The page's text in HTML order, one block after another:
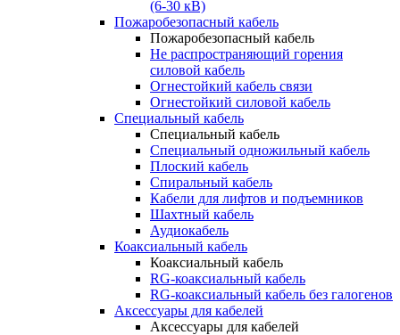
(6-30 кВ)
Пожаробезопасный кабель
Пожаробезопасный кабель
Не распространяющий горения
силовой кабель
Огнестойкий кабель связи
Огнестойкий силовой кабель
Специальный кабель
Специальный кабель
Специальный одножильный кабель
Плоский кабель
Спиральный кабель
Кабели для лифтов и подъемников
Шахтный кабель
Аудиокабель
Коаксиальный кабель
Коаксиальный кабель
RG-коаксиальный кабель
RG-коаксиальный кабель без галогенов
Аксессуары для кабелей
Аксессуары для кабелей